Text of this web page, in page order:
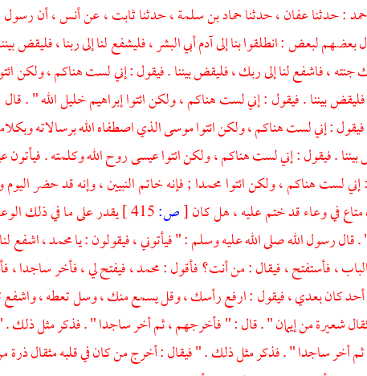
: حدثنا عفان ، حدثنا حماد بن سلمة ، حدثنا ثابت ، عن أنس ، أن
بعضهم لبعض : انطلقوا بنا إلى آدم أبي البشر ، فليشفع لنا إلى ربنا ، فليقض
جنته ، فاشفع لنا إلى ربك ، فليقض بيننا . فيقول : إني لست هناكم ، ولكن
بيننا . فيقول : إني لست هناكم ، ولكن ائتوا إبراهيم خليل الله " .
: إني لست هناكم ، ولكن ائتوا موسى الذي اصطفاه الله برسالاته
. فيقول : إني لست هناكم ، ولكن ائتوا عيسى روح الله وكلمته .
: إني لست هناكم ، ولكن ائتوا محمدا ; فإنه خاتم النبيين ، وإنه قد حضر
متاع في وعاء قد ختم عليه ، هل كان[ص:
يقدر على ما في ذلك
. قال رسول الله صلى الله عليه وسلم : " فيأتوني ، فيقولون : يا محمد ، اشفع
، فأستفتح ، فيقال : من أنت؟ فأقول : محمد ، فيفتح لي ، فأخر ساجدا ،
أحد كان بعدي ، فيقول : ارفع رأسك ، وقل يسمع منك ، وسل تعطه ،
شعيرة من إيمان " . قال : " فأخرجهم ، ثم أخر ساجدا " . فذكر مثل ذلك .
أخر ساجدا " . فذكر مثل ذلك . " فيقال : أخرج من كان في قلبه مثقال ذرة